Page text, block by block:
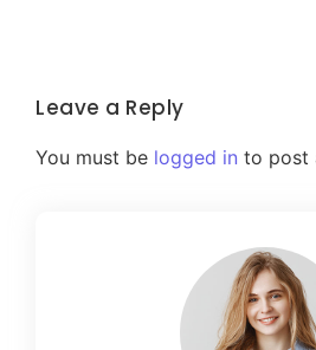
Leave a Reply
You must be logged in to post